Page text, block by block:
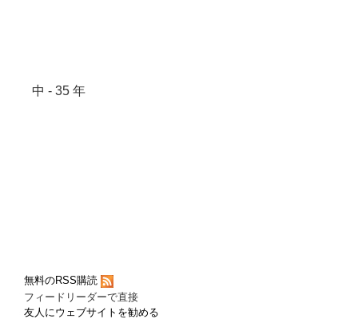
中 - 35 年
無料のRSS購読
フィードリーダーで直接
友人にウェブサイトを勧める